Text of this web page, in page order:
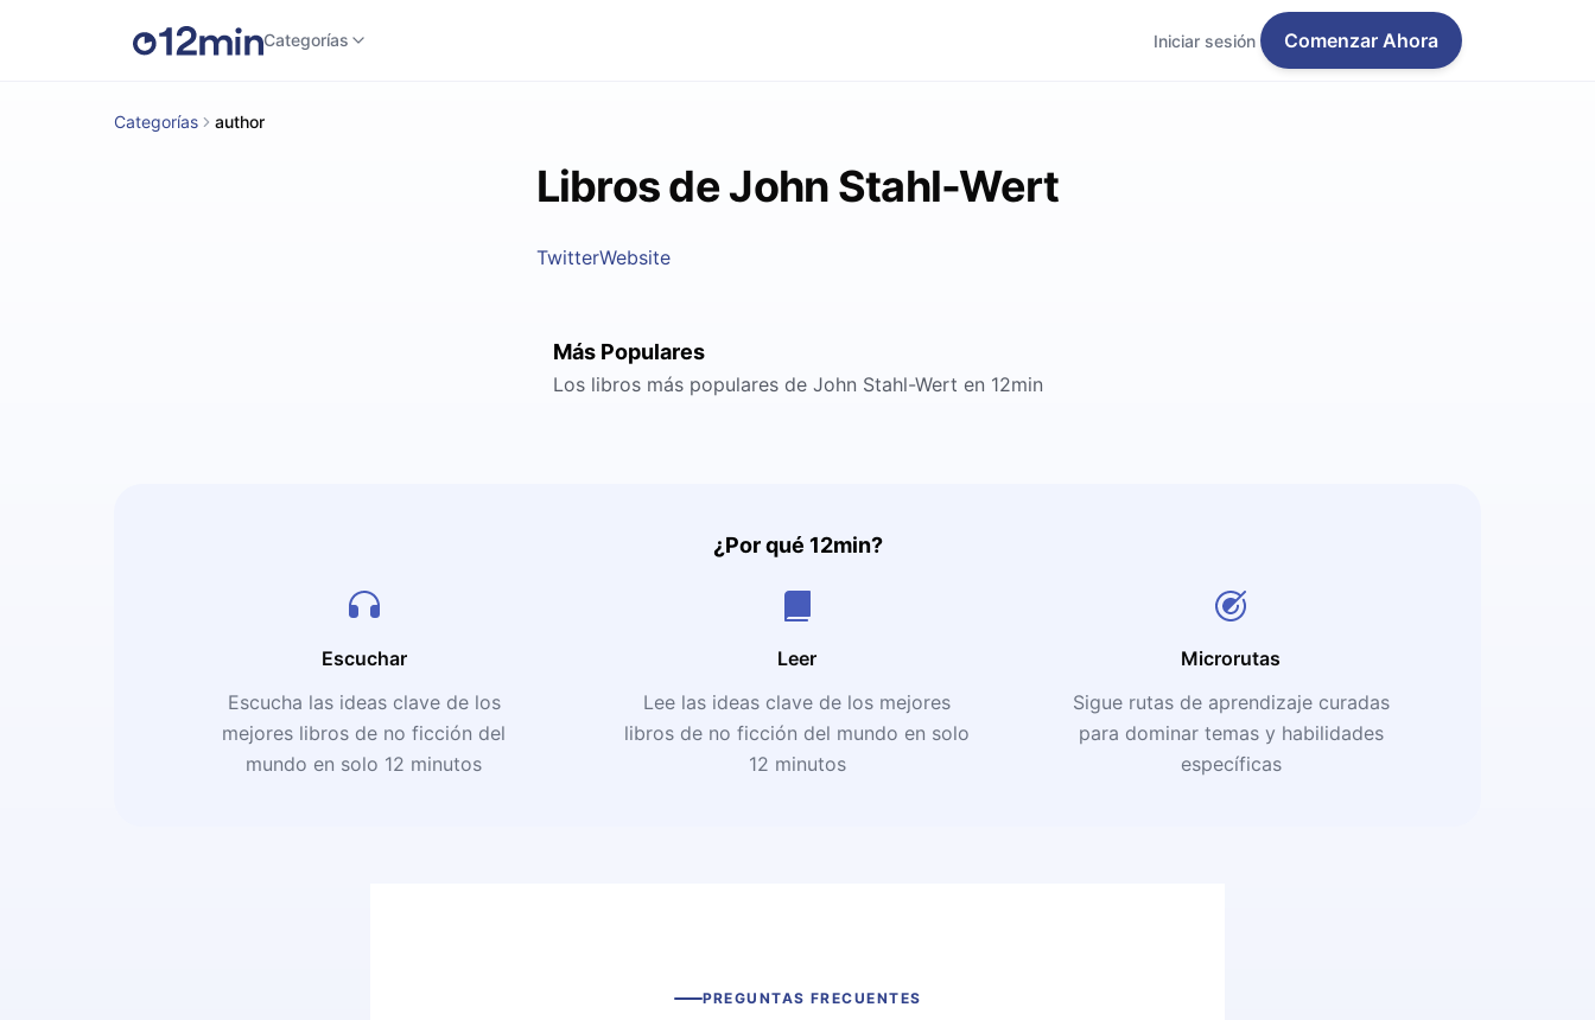
Categorías Iniciar sesión Comenzar Ahora
Categorías author
Libros de John Stahl-Wert
TwitterWebsite
Más Populares
Los libros más populares de John Stahl-Wert en 12min
¿Por qué 12min?
Escuchar
Escucha las ideas clave de los
mejores libros de no ficción del
mundo en solo 12 minutos
Leer
Lee las ideas clave de los mejores
libros de no ficción del mundo en solo
12 minutos
Microrutas
Sigue rutas de aprendizaje curadas
para dominar temas y habilidades
específicas
PREGUNTAS FRECUENTES